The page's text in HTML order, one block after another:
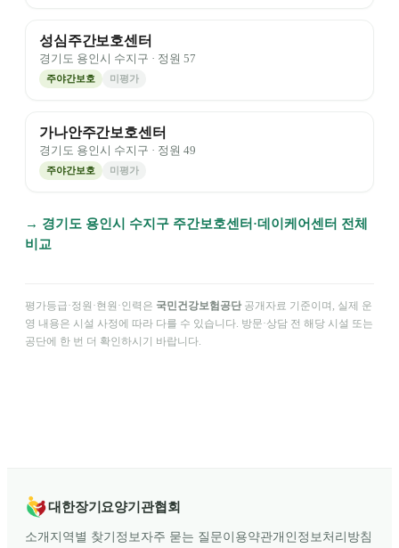
성심주간보호센터
경기도 용인시 수지구 · 정원 57
주야간보호 미평가
가나안주간보호센터
경기도 용인시 수지구 · 정원 49
주야간보호 미평가
→ 경기도 용인시 수지구 주간보호센터·데이케어센터 전체
비교
평가등급·정원·현원·인력은 국민건강보험공단 공개자료 기준이며, 실제 운
영 내용은 시설 사정에 따라 다를 수 있습니다. 방문·상담 전 해당 시설 또는
공단에 한 번 더 확인하시기 바랍니다.
대한장기요양기관협회
소개 지역별 찾기 정보자주 묻는 질문이용약관개인정보처리방침